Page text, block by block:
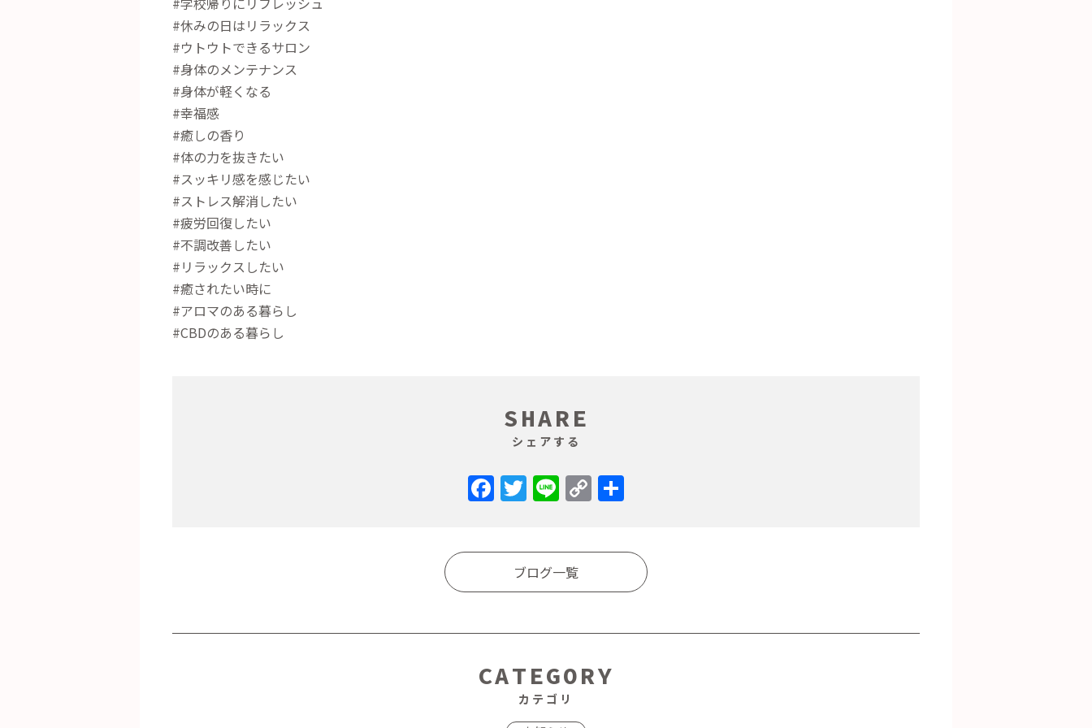
#休みの日はリラックス
#ウトウトできるサロン
#身体のメンテナンス
#身体が軽くなる
#幸福感
#癒しの香り
#体の力を抜きたい
#スッキリ感を感じたい
#ストレス解消したい
#疲労回復したい
#不調改善したい
#リラックスしたい
#癒されたい時に
#アロマのある暮らし
#CBDのある暮らし
SHARE
シェアする
Facebook
Twitter
LineCopy
ブログ一覧
CATEGORY
カテゴリ